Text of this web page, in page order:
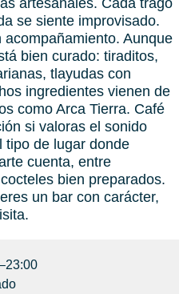
artesanales. Cada trago
se siente improvisado.
Aunque
bien curado: tiraditos,
tlayudas con
ingredientes vienen de
como Arca Tierra. Café
si valoras el sonido
tipo de lugar donde
cuenta, entre
bien preparados.
un bar con carácter,